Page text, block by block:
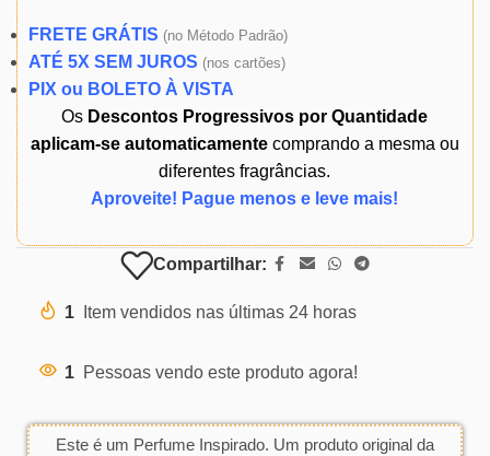
FRETE GRÁTIS (no Método Padrão)
ATÉ 5X SEM JUROS (nos cartões)
PIX ou BOLETO À VISTA
Os Descontos Progressivos por Quantidade
aplicam-se automaticamentecomprando a mesma ou
diferentes fragrâncias.
Aproveite! Pague menos e leve mais!
Compartilhar:
1 Item vendidos nas últimas 24 horas
1 Pessoas vendo este produto agora!
Este é um Perfume Inspirado. Um produto original da